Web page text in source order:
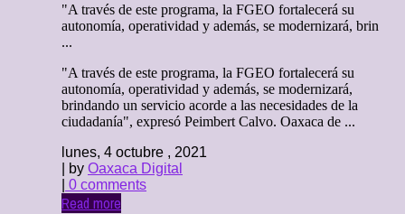
"A través de este programa, la FGEO fortalecerá su
autonomía, operatividad y además, se modernizará, brin
...
"A través de este programa, la FGEO fortalecerá su
autonomía, operatividad y además, se modernizará,
brindando un servicio acorde a las necesidades de la
ciudadanía", expresó Peimbert Calvo. Oaxaca de ...
lunes, 4 octubre , 2021
| by Oaxaca Digital
0 comments
Read more